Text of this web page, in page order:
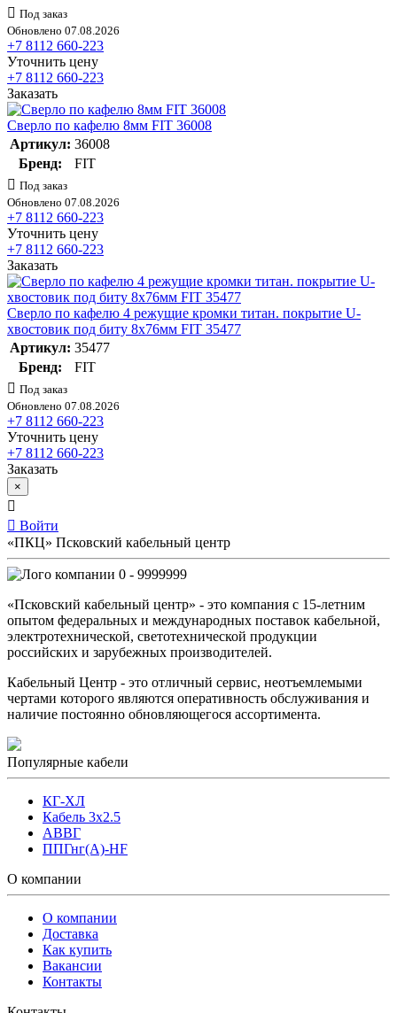
Под заказ
Обновлено 07.08.2026
+7 8112 660-223
Уточнить цену
+7 8112 660-223
Заказать
Сверло по кафелю 8мм FIT 36008
Артикул: 36008
Бренд:
FIT
Под заказ
Обновлено 07.08.2026
+7 8112 660-223
Уточнить цену
+7 8112 660-223
Заказать
Сверло по кафелю 4 режущие кромки титан. покрытие U-
хвостовик под биту 8х76мм FIT 35477
Артикул: 35477
Бренд:
FIT
Под заказ
Обновлено 07.08.2026
+7 8112 660-223
Уточнить цену
+7 8112 660-223
Заказать
×
Войти
«ПКЦ» Псковский кабельный центр
0 - 9999999
«Псковский кабельный центр» - это компания с 15-летним
опытом федеральных и международных поставок кабельной,
электротехнической, светотехнической продукции
российских и зарубежных производителей.
Кабельный Центр - это отличный сервис, неотъемлемыми
чертами которого являются оперативность обслуживания и
наличие постоянно обновляющегося ассортимента.
Популярные кабели
КГ-ХЛ
Кабель 3x2.5
АВВГ
ППГнг(А)-HF
О компании
О компании
Доставка
Как купить
Вакансии
Контакты